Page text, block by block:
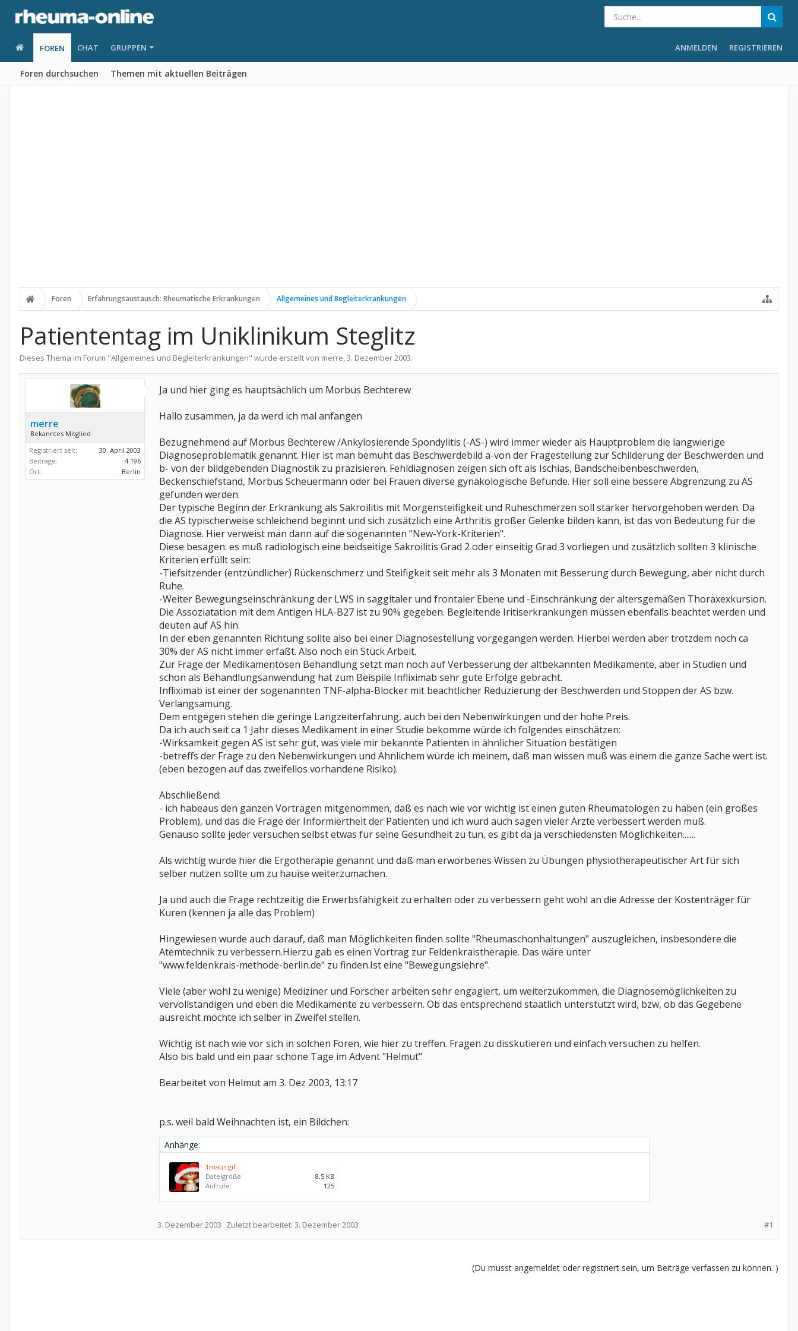
FOREN
Foren durchsuchen Themen mit aktuellen Beiträgen
CHAT GRUPPEN ANMELDEN REGISTRIEREN
Foren Erfahrungsaustausch: Rheumatische Erkrankungen Allgemeines und Begleiterkrankungen
Patiententag im Uniklinikum Steglitz
Dieses Thema im Forum "Allgemeines und Begleiterkrankungen" wurde erstellt von merre,3. Dezember 2003.
merre
Bekanntes Mitglied
Registriert seit:
30. April 2003
Beiträge:
4.196
Ort:
Berlin
Ja und hier ging es hauptsächlich um Morbus Bechterew
Hallo zusammen, ja da werd ich mal anfangen
Bezugnehmend auf Morbus Bechterew /Ankylosierende Spondylitis (-AS-) wird immer wieder als Hauptproblem die langwierige
Diagnoseproblematik genannt. Hier ist man bemüht das Beschwerdebild a-von der Fragestellung zur Schilderung der Beschwerden und
b- von der bildgebenden Diagnostik zu präzisieren. Fehldiagnosen zeigen sich oft als Ischias, Bandscheibenbeschwerden,
Beckenschiefstand, Morbus Scheuermann oder bei Frauen diverse gynäkologische Befunde. Hier soll eine bessere Abgrenzung zu AS
gefunden werden.
Der typische Beginn der Erkrankung als Sakroilitis mit Morgensteifigkeit und Ruheschmerzen soll stärker hervorgehoben werden. Da
die AS typischerweise schleichend beginnt und sich zusätzlich eine Arthritis großer Gelenke bilden kann, ist das von Bedeutung für die
Diagnose. Hier verweist man dann auf die sogenannten "New-York-Kriterien".
Diese besagen: es muß radiologisch eine beidseitige Sakroilitis Grad 2 oder einseitig Grad 3 vorliegen und zusätzlich sollten 3 klinische
Kriterien erfüllt sein:
-Tiefsitzender (entzündlicher) Rückenschmerz und Steifigkeit seit mehr als 3 Monaten mit Besserung durch Bewegung, aber nicht durch
Ruhe.
-Weiter Bewegungseinschränkung der LWS in saggitaler und frontaler Ebene und -Einschränkung der altersgemäßen Thoraxexkursion.
Die Assoziatation mit dem Antigen HLA-B27 ist zu 90% gegeben. Begleitende Iritiserkrankungen müssen ebenfalls beachtet werden und
deuten auf AS hin.
In der eben genannten Richtung sollte also bei einer Diagnosestellung vorgegangen werden. Hierbei werden aber trotzdem noch ca
30% der AS nicht immer erfaßt. Also noch ein Stück Arbeit.
Zur Frage der Medikamentösen Behandlung setzt man noch auf Verbesserung der altbekannten Medikamente, aber in Studien und
schon als Behandlungsanwendung hat zum Beispile Infliximab sehr gute Erfolge gebracht.
Infliximab ist einer der sogenannten TNF-alpha-Blocker mit beachtlicher Reduzierung der Beschwerden und Stoppen der AS bzw.
Verlangsamung.
Dem entgegen stehen die geringe Langzeiterfahrung, auch bei den Nebenwirkungen und der hohe Preis.
Da ich auch seit ca 1 Jahr dieses Medikament in einer Studie bekomme würde ich folgendes einschätzen:
-Wirksamkeit gegen AS ist sehr gut, was viele mir bekannte Patienten in ähnlicher Situation bestätigen
-betreffs der Frage zu den Nebenwirkungen und Ähnlichem würde ich meinem, daß man wissen muß was einem die ganze Sache wert ist.
(eben bezogen auf das zweifellos vorhandene Risiko).
Abschließend:
- ich habeaus den ganzen Vorträgen mitgenommen, daß es nach wie vor wichtig ist einen guten Rheumatologen zu haben (ein großes
Problem), und das die Frage der Informiertheit der Patienten und ich würd auch sagen vieler Ärzte verbessert werden muß.
Genauso sollte jeder versuchen selbst etwas für seine Gesundheit zu tun, es gibt da ja verschiedensten Möglichkeiten.......
Als wichtig wurde hier die Ergotherapie genannt und daß man erworbenes Wissen zu Übungen physiotherapeutischer Art für sich
selber nutzen sollte um zu hauise weiterzumachen.
Ja und auch die Frage rechtzeitig die Erwerbsfähigkeit zu erhalten oder zu verbessern geht wohl an die Adresse der Kostenträger für
Kuren (kennen ja alle das Problem)
Hingewiesen wurde auch darauf, daß man Möglichkeiten finden sollte "Rheumaschonhaltungen" auszugleichen, insbesondere die
Atemtechnik zu verbessern.Hierzu gab es einen Vortrag zur Feldenkraistherapie. Das wäre unter
"www.feldenkrais-methode-berlin.de" zu finden.Ist eine "Bewegungslehre".
Viele (aber wohl zu wenige) Mediziner und Forscher arbeiten sehr engagiert, um weiterzukommen, die Diagnosemöglichkeiten zu
vervollständigen und eben die Medikamente zu verbessern. Ob das entsprechend staatlich unterstützt wird, bzw, ob das Gegebene
ausreicht möchte ich selber in Zweifel stellen.
Wichtig ist nach wie vor sich in solchen Foren, wie hier zu treffen. Fragen zu disskutieren und einfach versuchen zu helfen.
Also bis bald und ein paar schöne Tage im Advent "Helmut"
Bearbeitet von Helmut am 3. Dez 2003, 13:17
p.s. weil bald Weihnachten ist, ein Bildchen:
Anhänge:
1maus.gif
Dateigröße:
8,5 KB
Aufrufe:
125
#1
3. Dezember 2003 Zuletzt bearbeitet: 3. Dezember 2003
(Du musst angemeldet oder registriert sein, um Beiträge verfassen zu können. )